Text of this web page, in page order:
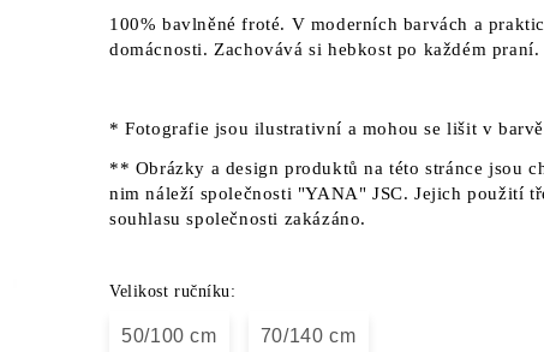
100% bavlněné froté. V moderních barvách a
domácnosti. Zachovává si hebkost po každém praní.
* Fotografie jsou ilustrativní a mohou se lišit v
** Obrázky a design produktů na této stránce jsou
nim náleží společnosti "YANA" JSC. Jejich použití
souhlasu společnosti zakázáno.
Velikost ručníku:
50/100 cm 70/140 cm